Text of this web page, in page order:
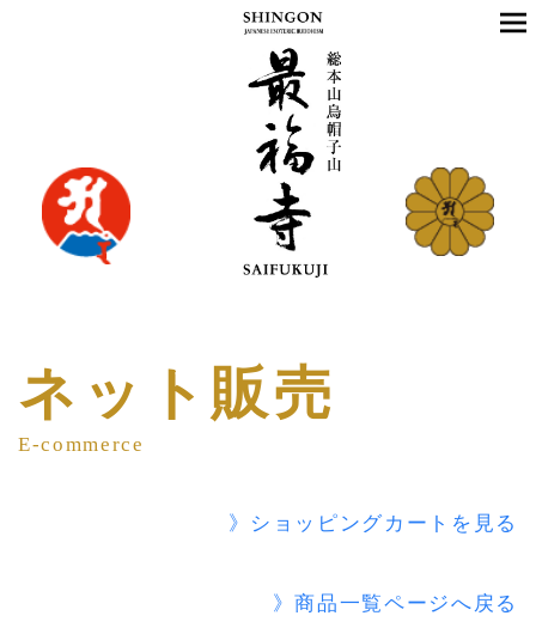
ネット販売
E-commerce
》ショッピングカートを見る
》商品一覧ページへ戻る